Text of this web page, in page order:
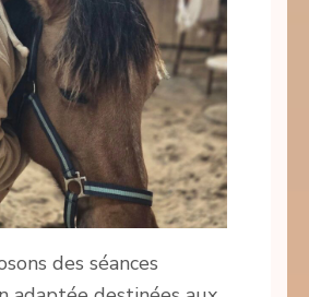
des séances